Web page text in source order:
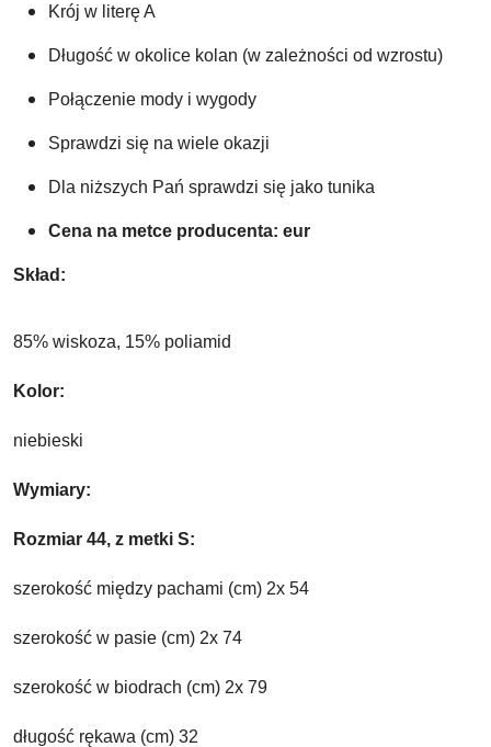
Krój w literę A
Długość w okolice kolan (w zależności od wzrostu)
Połączenie mody i wygody
Sprawdzi się na wiele okazji
Dla niższych Pań sprawdzi się jako tunika
Cena na metce producenta: eur
Skład :
85% wiskoza, 15% poliamid
Kolor:
niebieski
Wymiary:
Rozmiar 44, z metki S:
szerokość między pachami (cm) 2x 54
szerokość w pasie (cm) 2x 74
szerokość w biodrach (cm) 2x 79
długość rękawa (cm) 32